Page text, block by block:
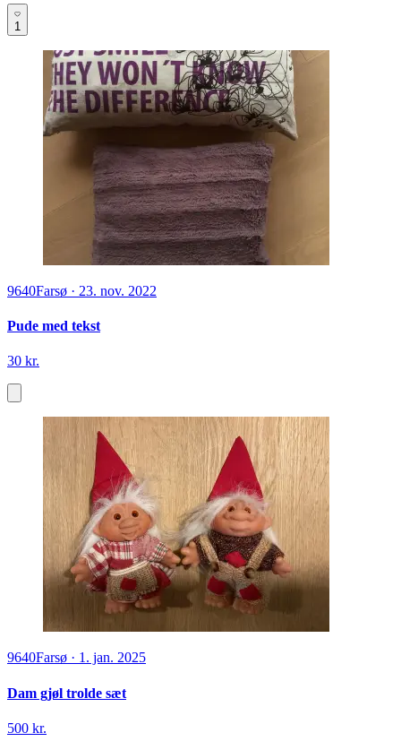
1
9640Farsø · 23. nov. 2022
Pude med tekst
30 kr.
9640Farsø · 1. jan. 2025
Dam gjøl trolde sæt
500 kr.